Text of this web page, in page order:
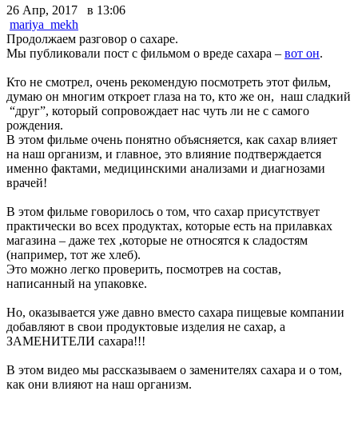
26 Апр, 2017 в 13:06
mariya_mekh
Продолжаем разговор о сахаре.
Мы публиковали пост с фильмом о вреде сахара – вот он.
Кто не смотрел, очень рекомендую посмотреть этот фильм,
думаю он многим откроет глаза на то, кто же он, наш сладкий
“друг”, который сопровождает нас чуть ли не с самого
рождения.
В этом фильме очень понятно объясняется, как сахар влияет
на наш организм, и главное, это влияние подтверждается
именно фактами, медицинскими анализами и диагнозами
врачей!
В этом фильме говорилось о том, что сахар присутствует
практически во всех продуктах, которые есть на прилавках
магазина – даже тех ,которые не относятся к сладостям
(например, тот же хлеб).
Это можно легко проверить, посмотрев на состав,
написанный на упаковке.
Но, оказывается уже давно вместо сахара пищевые компании
добавляют в свои продуктовые изделия не сахар, а
ЗАМЕНИТЕЛИ сахара!!!
В этом видео мы рассказываем о заменителях сахара и о том,
как они влияют на наш организм.